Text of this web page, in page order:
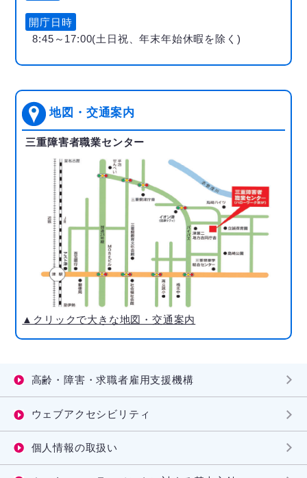
開庁日時
8:45～17:00(土日祝、年末年始休暇を除く)
地図・交通案内
三重障害者職業センター
▲クリックで大きな地図・交通案内
高齢・障害・求職者雇用支援機構
ウェブアクセシビリティ
個人情報の取扱い